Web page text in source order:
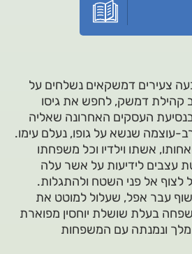
1920. ארבעה צעירים דמשקאים נשלחים על
קהילת דמשק, לחפש את גיסו
העסקים האחרונה שאליה
עוצמה שנשא על גופו, נעלם עימו.
אשתו וילדיו וכל משפחתו
עצבים לידיעות על אשר עלה
לצוף אל פני השטח ולהתגלות.
עבר אפל, שעלול למוטט את
בעלת שושלת יוחסין מפוארת
ונמנתה עם המשפחות